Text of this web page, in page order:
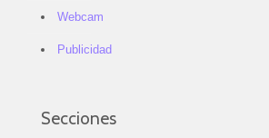
Webcam
Publicidad
Secciones